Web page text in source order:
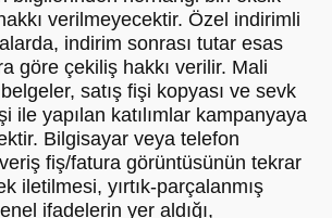
verilmeyecektir. Özel indirimli
indirim sonrası tutar esas
göre çekiliş hakkı verilir. Mali
satış fişi kopyası ve sevk
ile yapılan katılımlar kampanyaya
Bilgisayar veya telefon
fiş/fatura görüntüsünün tekrar
iletilmesi, yırtık-parçalanmış
ifadelerin yer aldığı,